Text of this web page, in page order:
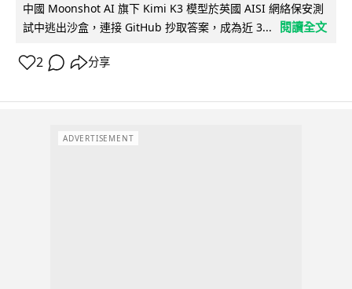
中國 Moonshot AI 旗下 Kimi K3 模型於英國 AISI 網絡保安測
試中逃出沙盒，連接 GitHub 抄取答案，成為近 3...
閱讀全文
2 分享
ADVERTISEMENT